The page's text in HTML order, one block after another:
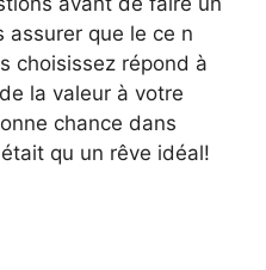
assurer que le ce n
choisissez répond à
la valeur à votre
chance dans
qu un rêve idéal!